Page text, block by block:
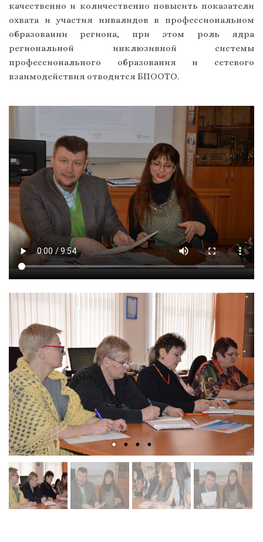
качественно и количественно повысить показатели
охвата и участия инвалидов в профессиональном
образовании региона, при этом роль ядра
региональной инклюзивной системы
профессионального образования и сетевого
взаимодействия отводится БПООТО.